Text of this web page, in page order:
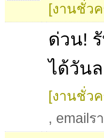
[งานชั่ว
ด่วน!
ได้วัน
[งานชั่ว
, emailร